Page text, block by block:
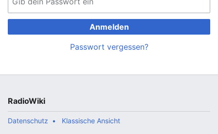
Anmelden
Passwort vergessen?
RadioWiki
Datenschutz Klassische Ansicht